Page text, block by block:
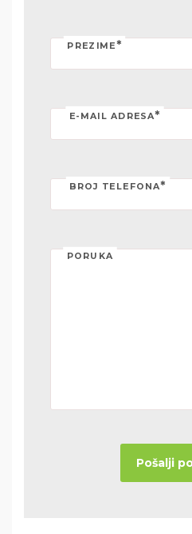
PREZIME *
E-MAIL ADRESA*
BROJ TELEFONA*
PORUKA